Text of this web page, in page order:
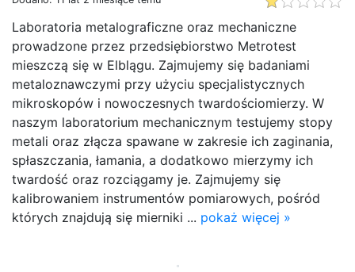
Laboratoria metalograficzne oraz mechaniczne
prowadzone przez przedsiębiorstwo Metrotest
mieszczą się w Elblągu. Zajmujemy się badaniami
metaloznawczymi przy użyciu specjalistycznych
mikroskopów i nowoczesnych twardościomierzy. W
naszym laboratorium mechanicznym testujemy stopy
metali oraz złącza spawane w zakresie ich zaginania,
spłaszczania, łamania, a dodatkowo mierzymy ich
twardość oraz rozciągamy je. Zajmujemy się
kalibrowaniem instrumentów pomiarowych, pośród
których znajdują się mierniki ... pokaż więcej »